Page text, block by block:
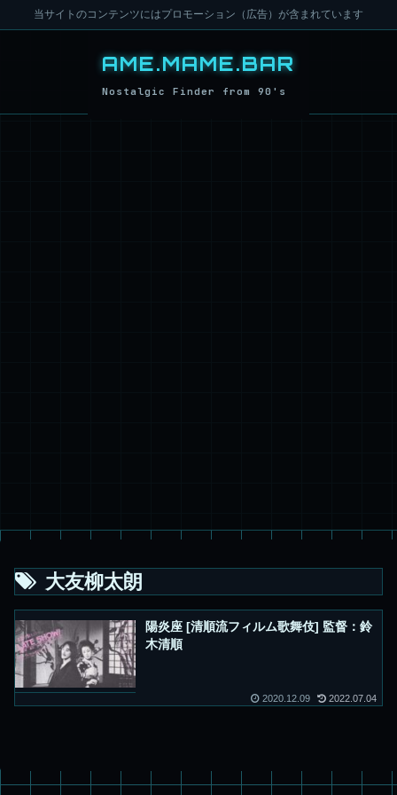
当サイトのコンテンツにはプロモーション（広告）が含まれています
大友柳太朗
陽炎座 [清順流フィルム歌舞伎] 監督：鈴
木清順
2020.12.09 2022.07.04